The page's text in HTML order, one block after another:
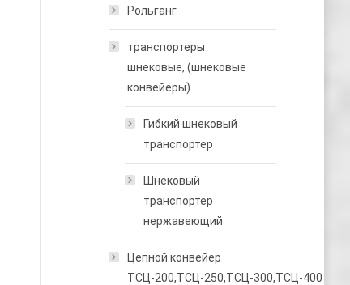
Рольганг
транспортеры
шнековые, (шнековые
конвейеры)
Гибкий шнековый
транспортер
Шнековый
транспортер
нержавеющий
Цепной конвейер
ТСЦ-200,ТСЦ-250,ТСЦ-300,ТСЦ-400